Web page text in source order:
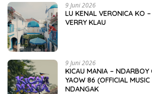
9 Juni 2026
LU KENAL VERONICA KO
VERRY KLAU
9 Juni 2026
KICAU MANIA –
YAOW 86 (OFFICIAL
NDANGAK